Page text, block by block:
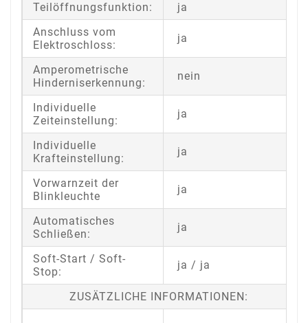
Teilöffnungsfunktion:
ja
Anschluss vom
Elektroschloss:
ja
Amperometrische
Hinderniserkennung:
nein
Individuelle
Zeiteinstellung:
ja
Individuelle
Krafteinstellung:
ja
Vorwarnzeit der
Blinkleuchte
ja
Automatisches
Schließen:
ja
Soft-Start / Soft-
Stop:
ja / ja
ZUSÄTZLICHE INFORMATIONEN: